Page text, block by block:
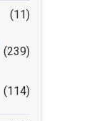
(11)
(239)
(114)